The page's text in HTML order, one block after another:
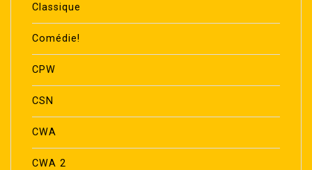
Classique
Comédie!
CPW
CSN
CWA
CWA 2